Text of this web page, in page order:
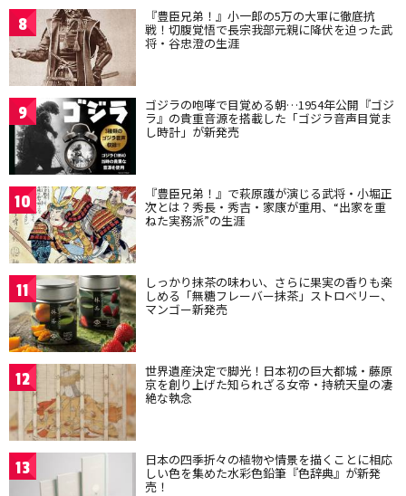
8 『豊臣兄弟！』小一郎の5万の大軍に徹底抗
戦！切腹覚悟で長宗我部元親に降伏を迫った武
将・谷忠澄の生涯
9 ゴジラの咆哮で目覚める朝…1954年公開『ゴジ
ラ』の貴重音源を搭載した「ゴジラ音声目覚ま
し時計」が新発売
10 『豊臣兄弟！』で萩原護が演じる武将・小堀正
次とは？秀長・秀吉・家康が重用、“出家を重
ねた実務派”の生涯
11 しっかり抹茶の味わい、さらに果実の香りも楽
しめる「無糖フレーバー抹茶」ストロベリー、
マンゴー新発売
12 世界遺産決定で脚光！日本初の巨大都城・藤原
京を創り上げた知られざる女帝・持統天皇の凄
絶な執念
13 日本の四季折々の植物や情景を描くことに相応
しい色を集めた水彩色鉛筆『色辞典』が新発
売！